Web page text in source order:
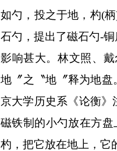
如勺，投之于地，杓(柄
石勺，提出了磁石勺-铜
影响甚大。林文照、
地〞之〝地〞释为地盘
京大学历史系《论衡》
磁铁制的小勺放在方
杓，把它放在地上，它